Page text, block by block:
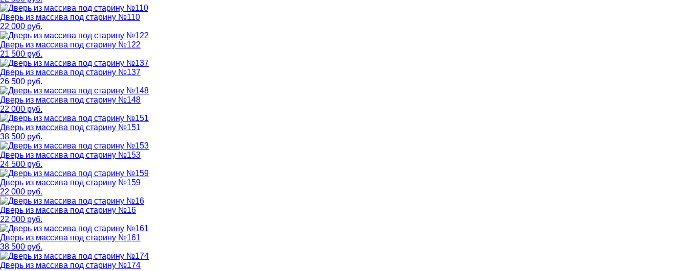
Дверь из массива под старину №110
22 000 руб.
Дверь из массива под старину №122
21 500 руб.
Дверь из массива под старину №137
26 500 руб.
Дверь из массива под старину №148
22 000 руб.
Дверь из массива под старину №151
38 500 руб.
Дверь из массива под старину №153
24 500 руб.
Дверь из массива под старину №159
22 000 руб.
Дверь из массива под старину №16
22 000 руб.
Дверь из массива под старину №161
38 500 руб.
Дверь из массива под старину №174